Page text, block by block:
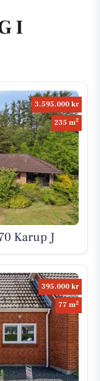
I
3.595.000 kr
235 m2
Karup J
395.000 kr
77 m2